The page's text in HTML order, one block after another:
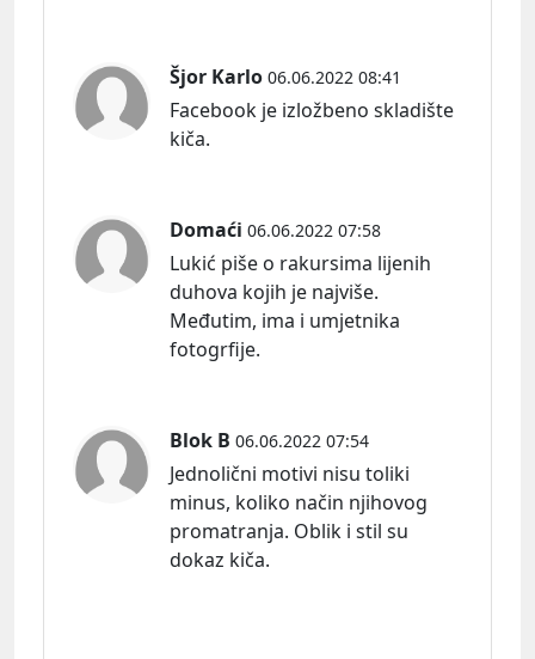
Šjor Karlo 06.06.2022 08:41
Facebook je izložbeno skladište
kiča.
Domaći 06.06.2022 07:58
Lukić piše o rakursima lijenih
duhova kojih je najviše.
Međutim, ima i umjetnika
fotogrfije.
Blok B 06.06.2022 07:54
Jednolični motivi nisu toliki
minus, koliko način njihovog
promatranja. Oblik i stil su
dokaz kiča.